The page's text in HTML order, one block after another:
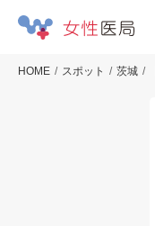
HOME スポット 茨城